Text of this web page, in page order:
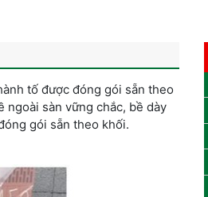
tố được đóng gói sẵn theo
sàn vững chắc, bề dày
gói sẵn theo khối.